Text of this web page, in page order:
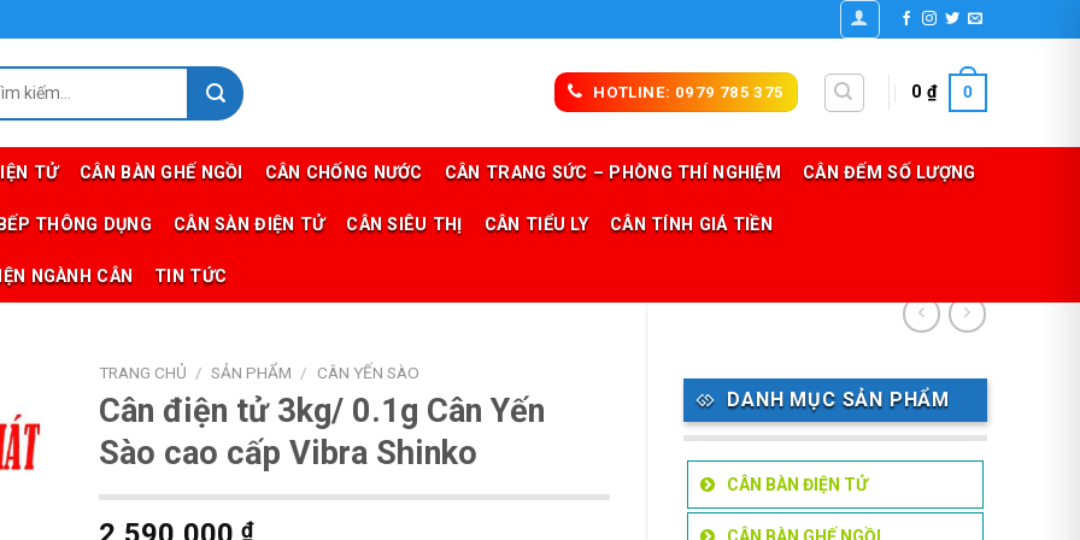
HOTLINE: 0979 785 375 0₫ 0
TỬ CÂN BÀN GHẾ NGỒI CÂN CHỐNG NƯỚC CÂN TRANG SỨC – PHÒNG THÍ NGHIỆM CÂN ĐẾM SỐ LƯỢNG
THÔNG DỤNG CÂN SÀN ĐIỆN TỬ CÂN SIÊU THỊ CÂN TIỂU LY CÂN TÍNH GIÁ TIỀN
NGÀNH CÂN TIN TỨC
DANH MỤC SẢN PHẨM
CÂN BÀN ĐIỆN TỬ
CÂN BÀN GHẾ NGỒI
TRANG CHỦ / SẢN PHẨM / CÂN YẾN SÀO
Cân điện tử 3kg/ 0.1g Cân Yến
Sào cao cấp Vibra Shinko
₫